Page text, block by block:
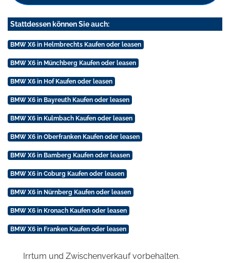
Stattdessen können Sie auch:
BMW X6 in Helmbrechts Kaufen oder leasen
BMW X6 in Münchberg Kaufen oder leasen
BMW X6 in Hof Kaufen oder leasen
BMW X6 in Bayreuth Kaufen oder leasen
BMW X6 in Kulmbach Kaufen oder leasen
BMW X6 in Oberfranken Kaufen oder leasen
BMW X6 in Bamberg Kaufen oder leasen
BMW X6 in Coburg Kaufen oder leasen
BMW X6 in Nürnberg Kaufen oder leasen
BMW X6 in Kronach Kaufen oder leasen
BMW X6 in Franken Kaufen oder leasen
Irrtum und Zwischenverkauf vorbehalten.